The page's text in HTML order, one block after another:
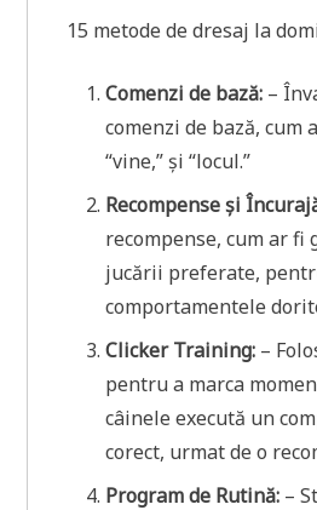
15 metode de dresaj la
Comenzi de bază: –
comenzi de bază, cum
“vine,” și “locul.”
Recompense și
recompense, cum ar fi
jucării preferate,
comportamentele
Clicker Training: –
pentru a marca
câinele execută un
corect, urmat de o
Program de Rutină: –